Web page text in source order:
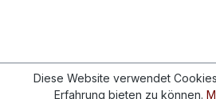
Diese Website verwendet
Erfahrung bieten zu können.